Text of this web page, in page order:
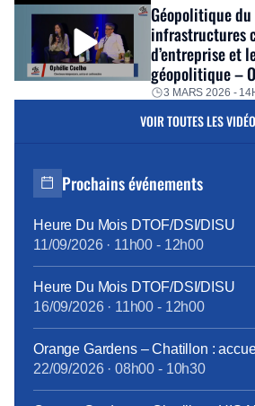
Géopolitique
infrastructures
d’entreprise et
géopolitique –
Séminaire hiver
3 MARS 2026 -
VOIR TOUTES LES
Prochains événements
Heure Du Mois DTOF/DSI/DISU
11/09/2026· 11h00 - 12h00
Heure Du Mois DTOF/DSI/DISU
16/09/2026· 11h00 - 12h00
Orange Gardens – Chatillon :
22/09/2026· 08h00 - 10h30